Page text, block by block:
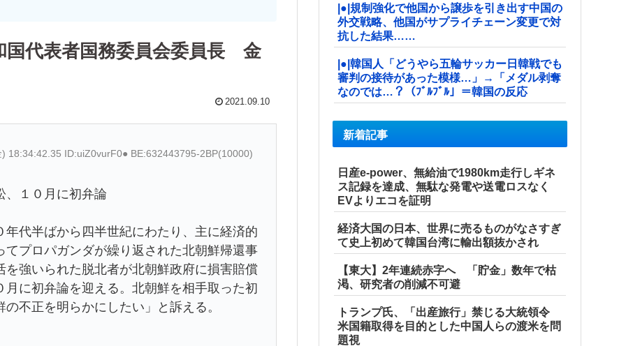
代表者国務委員会委員長 金
2021.09.10
18:34:42.35 ID:uiZ0vurF0● BE:632443795-2BP(10000)
１０月に初弁論
代半ばから四半世紀にわたり、主に経済的
プロパガンダが繰り返された北朝鮮帰還事
強いられた脱北者が北朝鮮政府に損害賠償
に初弁論を迎える。北朝鮮を相手取った初
不正を明らかにしたい」と訴える。
|●|規制強化で他国から譲歩を引き出す中国の
外交戦略、他国がサプライチェーン変更で対
抗した結果……
|●|韓国人「どうやら五輪サッカー日韓戦でも
審判の接待があった模様…」→「メダル剥奪
なのでは…？（ﾌﾞﾙﾌﾞﾙ」＝韓国の反応
新着記事
日産e-power、無給油で1980km走行しギネ
ス記録を達成、無駄な発電や送電ロスなく
EVよりエコを証明
経済大国の日本、世界に売るものがなさすぎ
て史上初めて韓国台湾に輸出額抜かされ
【東大】2年連続赤字へ 「貯金」数年で枯
渇、研究者の削減不可避
トランプ氏、「出産旅行」禁じる大統領令
米国籍取得を目的とした中国人らの渡米を問
題視